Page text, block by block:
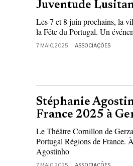
Juventude
Les 7 et 8 juin prochains, la
la Fête du Portugal. Un
7 MAIO, 2025 ASSOCIAÇÕES
Stéphanie
France 2025 à
Le Théâtre Cornillon de
Portugal Régions de France.
Agostinho